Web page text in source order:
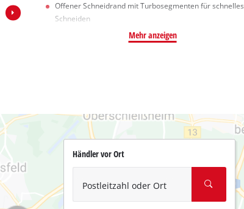
Offener Schneidrand mit Turbosegmenten für schnelles
Schneiden
Mehr anzeigen
Händler vor Ort
Postleitzahl oder Ort